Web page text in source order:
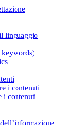
linguaggio
keywords)
i contenuti
i contenuti